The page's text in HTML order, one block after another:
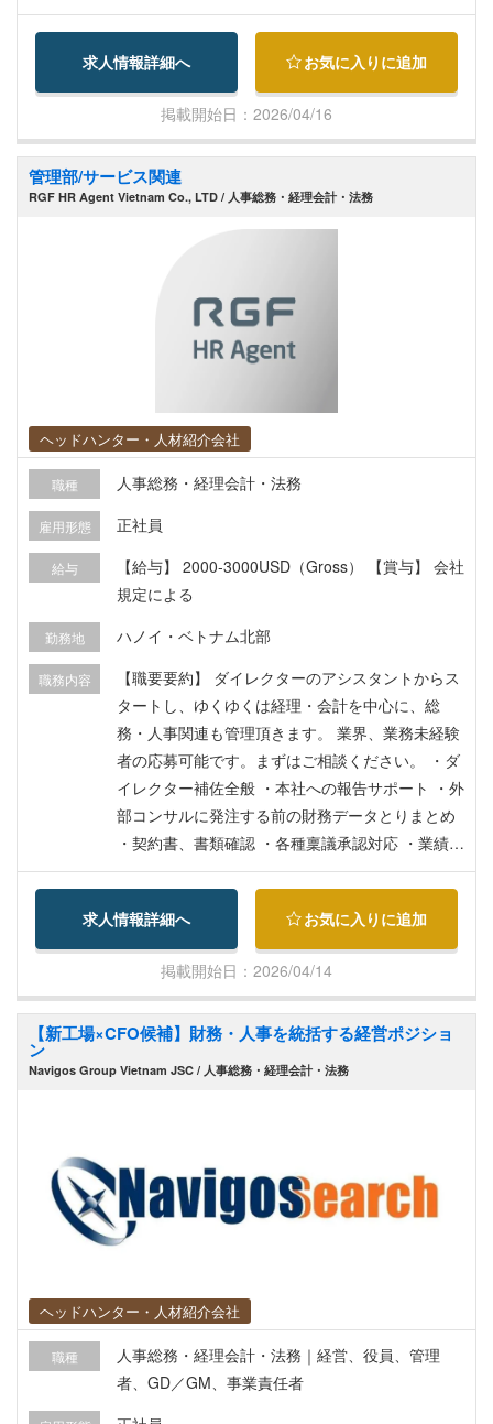
ữ. ・Chế độ thưởng khi giới thiệu nhân sự (Referr
al Incentive). ・Họp toàn công ty (All-hands meeti
ng). ・Khám sức khỏe định kỳ, hỗ trợ tiêm vaccin
e, tư vấn với bác sĩ doanh nghiệp. ・Chế độ Mind
-light. ・Nghỉ thai sản (trước và sau sinh), nghỉ ch
ăm sóc con cái, nghỉ chăm sóc con ốm, nghỉ phé
p cho chồng khi vợ sinh con. ・Chế độ làm việc r
út ngắn thời gian. ・Tiền mừng kết hôn, tiền mừn
i... ・Khối Kinh doanh / Marketing: Lên kế hoạch
nội dung, lập và thực thi các chiến lược marketing
sử dụng mạng xã hội (SNS) và video; Khai thác k
hách hàng doanh nghiệp và khách hàng trường h
ọc (B2B Sales). ・Khối Nhân sự: Đảm nhận công
tác tuyển dụng, thiết kế các chế độ chính sách, v
à phát triển tổ chức... Phạm vi thay đổi công việc:
Các công việc do công ty quy định.
求人情報詳細へ お気に入りに追加
掲載開始日：2026/04/16
管理部/サービス関連
RGF HR Agent Vietnam Co., LTD / 人事総務・経理会計・法務
ヘッドハンター・人材紹介会社
職種 人事総務・経理会計・法務
雇用形態 正社員
給与
【給与】 2000‐3000USD（Gross） 【賞与】 会社
規定による
勤務地 ハノイ・ベトナム北部
職務内容
【職要要約】 ダイレクターのアシスタントからス
タートし、ゆくゆくは経理・会計を中心に、総
務・人事関連も管理頂きます。 業界、業務未経験
者の応募可能です。まずはご相談ください。 ・ダ
イレクター補佐全般 ・本社への報告サポート ・外
部コンサルに発注する前の財務データとりまとめ
・契約書、書類確認 ・各種稟議承認対応 ・業績や
予算管理サポート ・業績管理資料のアップデー
ト、予算作成・本社への決算報告資料管理 ・ベト
ナム人スタッフの雇用契約管理 ・ベトナム人スタ
ッフの管理
求人情報詳細へ お気に入りに追加
掲載開始日：2026/04/14
【新工場×CFO候補】財務・人事を統括する経営ポジショ
ン
Navigos Group Vietnam JSC / 人事総務・経理会計・法務
ヘッドハンター・人材紹介会社
職種
人事総務・経理会計・法務｜経営、役員、管理
者、GD／GM、事業責任者